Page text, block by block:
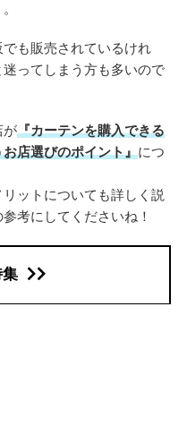
も販売されているけれ
ってしまう方も多いので
が『カーテンを購入できる
店選びのポイント』につ
ットについても詳しく説
考にしてくださいね！